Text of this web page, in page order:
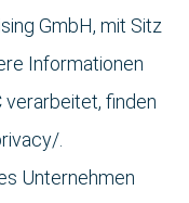
GmbH, mit Sitz
Informationen
verarbeitet, finden
.
Unternehmen